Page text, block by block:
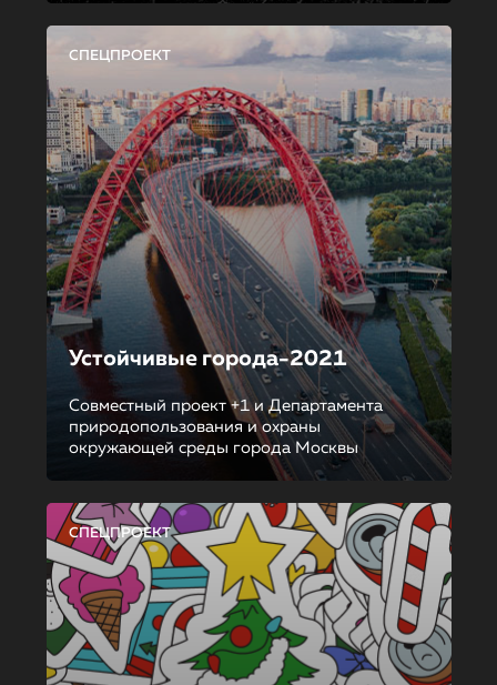
СПЕЦПРОЕКТ
Устойчивые города-2021
Совместный проект +1 и Департамента
природопользования и охраны
окружающей среды города Москвы
СПЕЦПРОЕКТ